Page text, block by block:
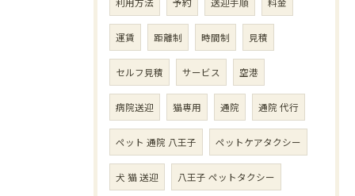
運賃 距離制 時間制 見積
セルフ見積 サービス 空港
病院送迎 猫専用 通院 通院 代行
ペット 通院 八王子 ペットケアタクシー
犬 猫 送迎 八王子 ペットタクシー